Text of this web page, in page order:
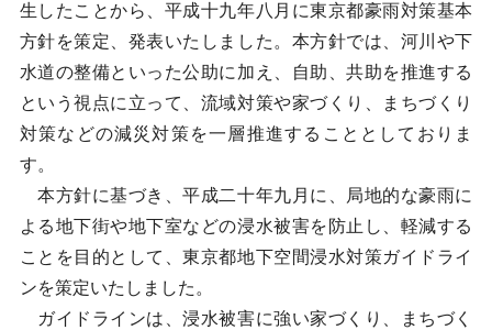
生したことから、平成十九年八月に東京都豪雨対策基本
方針を策定、発表いたしました。本方針では、河川や下
水道の整備といった公助に加え、自助、共助を推進する
という視点に立って、流域対策や家づくり、まちづくり
対策などの減災対策を一層推進することとしておりま
す。
本方針に基づき、平成二十年九月に、局地的な豪雨に
よる地下街や地下室などの浸水被害を防止し、軽減する
ことを目的として、東京都地下空間浸水対策ガイドライ
ンを策定いたしました。
ガイドラインは、浸水被害に強い家づくり、まちづく